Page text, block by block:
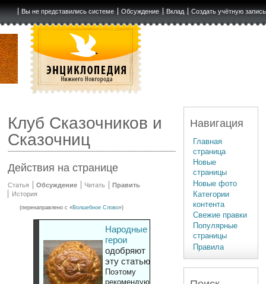
Вы не представились системе Обсуждение Вклад Создать учётную запись
Клуб Сказочников и
Сказочниц
Действия на странице
Статья Обсуждение Читать
Править
История
(перенаправлено с «Волшебное Слово»)
Народные
герои
одобряют
эту статью
Поэтому
рекомендуют
Навигация
Главная
страница
Новые
страницы
Новые фото
Категории
контента
Свежие правки
Популярные
страницы
Правила